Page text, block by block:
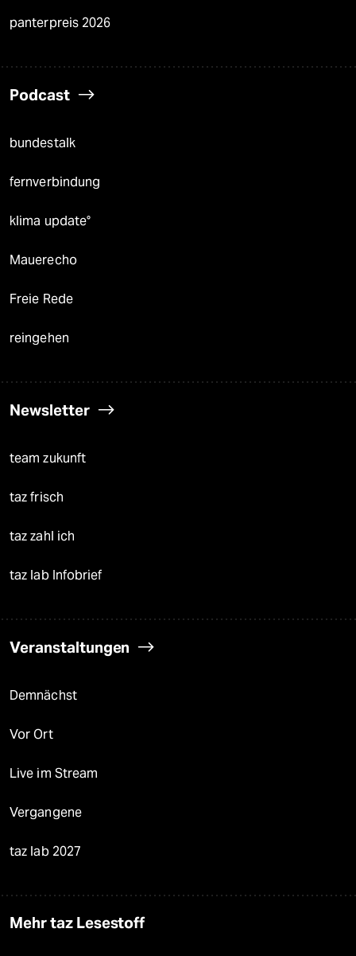
panterpreis 2026
Podcast
bundestalk
fernverbindung
klima update°
Mauerecho
Freie Rede
reingehen
Newsletter
team zukunft
taz frisch
taz zahl ich
taz lab Infobrief
Veranstaltungen
Demnächst
Vor Ort
Live im Stream
Vergangene
taz lab 2027
Mehr taz Lesestoff